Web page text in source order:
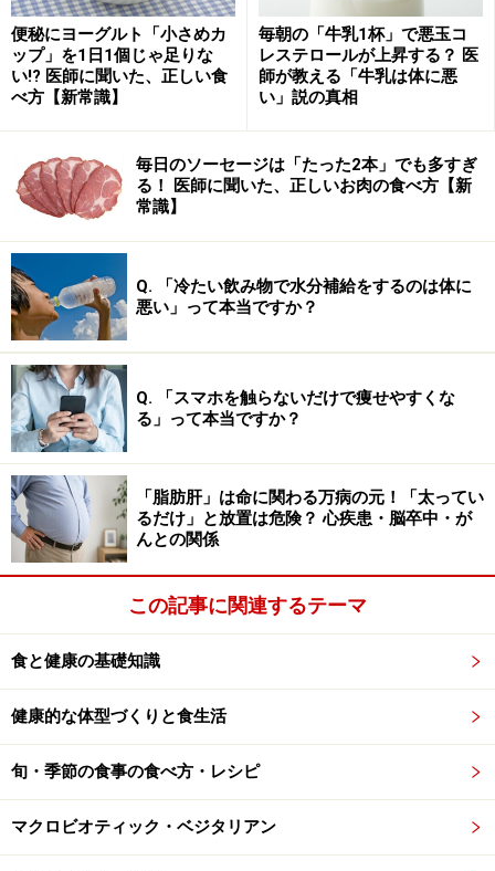
※記事内容は執筆時点のものです。最新の内容をご確認くださ
い。
※当サイトにおける医師・医療従事者等による情報の提供は、診
個人の見解によるものであり、全ての方への有効性を保証するも
のではありません。当サイトで提供する情報に基づいて被ったい
かなる損害についても、当社、各ガイド、その他当社と契約した
情報提供者は一切の責任を負いかねます。
免責事項
便秘にヨーグルト「小さめカ
ップ」を1日1個じゃ足りな
い!? 医師に聞いた、正しい食
べ方【新常識】
毎朝の「牛乳1杯」で悪玉コ
レステロールが上昇する？ 医
師が教える「牛乳は体に悪
い」説の真相
毎日のソーセージは「たった2本」でも多すぎ
る！ 医師に聞いた、正しいお肉の食べ方【新
常識】
Q. 「冷たい飲み物で水分補給をするのは体に
悪い」って本当ですか？
Q. 「スマホを触らないだけで痩せやすくな
る」って本当ですか？
「脂肪肝」は命に関わる万病の元！「太ってい
るだけ」と放置は危険？ 心疾患・脳卒中・が
んとの関係
この記事に関連するテーマ
食と健康の基礎知識
健康的な体型づくりと食生活
旬・季節の食事の食べ方・レシピ
マクロビオティック・ベジタリアン